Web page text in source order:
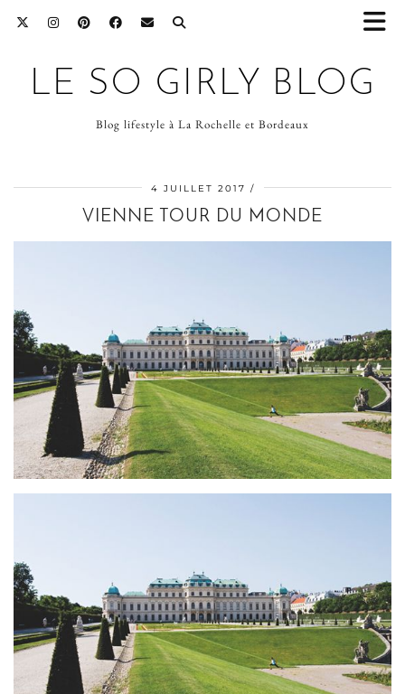
LE SO GIRLY BLOG
Blog lifestyle à La Rochelle et Bordeaux
4 JUILLET 2017
VIENNE TOUR DU MONDE